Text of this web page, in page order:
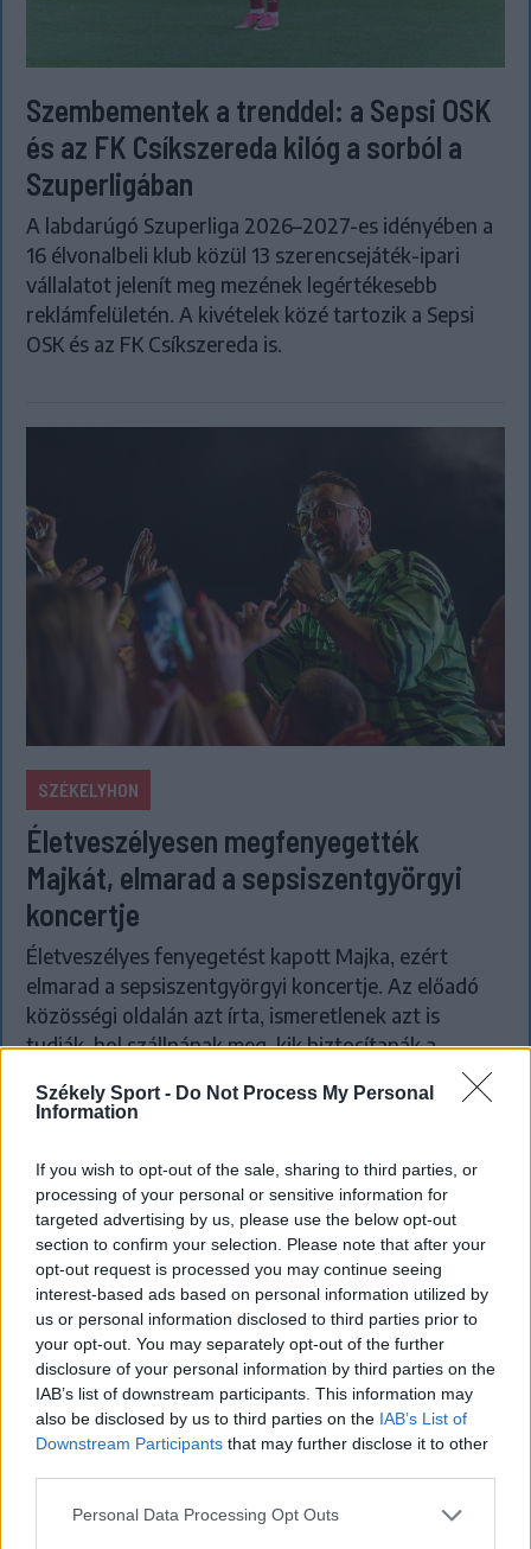
Székely Sport - Do Not Process My Personal
Information
If you wish to opt-out of the sale, sharing to third parties, or
processing of your personal or sensitive information for
targeted advertising by us, please use the below opt-out
section to confirm your selection. Please note that after your
opt-out request is processed you may continue seeing
interest-based ads based on personal information utilized by
us or personal information disclosed to third parties prior to
your opt-out. You may separately opt-out of the further
disclosure of your personal information by third parties on the
IAB’s list of downstream participants. This information may
also be disclosed by us to third parties on the IAB’s List of
Downstream Participants that may further disclose it to other
Personal Data Processing Opt Outs
Szembementek a trenddel: a Sepsi OSK
és az FK Csíkszereda kilóg a sorból a
Szuperligában
A labdarúgó Szuperliga 2026–2027-es idényében a
16 élvonalbeli klub közül 13 szerencsejáték-ipari
vállalatot jelenít meg mezének legértékesebb
reklámfelületén. A kivételek közé tartozik a Sepsi
OSK és az FK Csíkszereda is.
SZÉKELYHON
Életveszélyesen megfenyegették
Majkát, elmarad a sepsiszentgyörgyi
koncertje
Életveszélyes fenyegetést kapott Majka, ezért
elmarad a sepsiszentgyörgyi koncertje. Az előadó
közösségi oldalán azt írta, ismeretlenek azt is
tudják, hol szállnának meg, kik biztosítanák a
rendezvényt és milyen útvonalon közlekednének
Erdélyben.